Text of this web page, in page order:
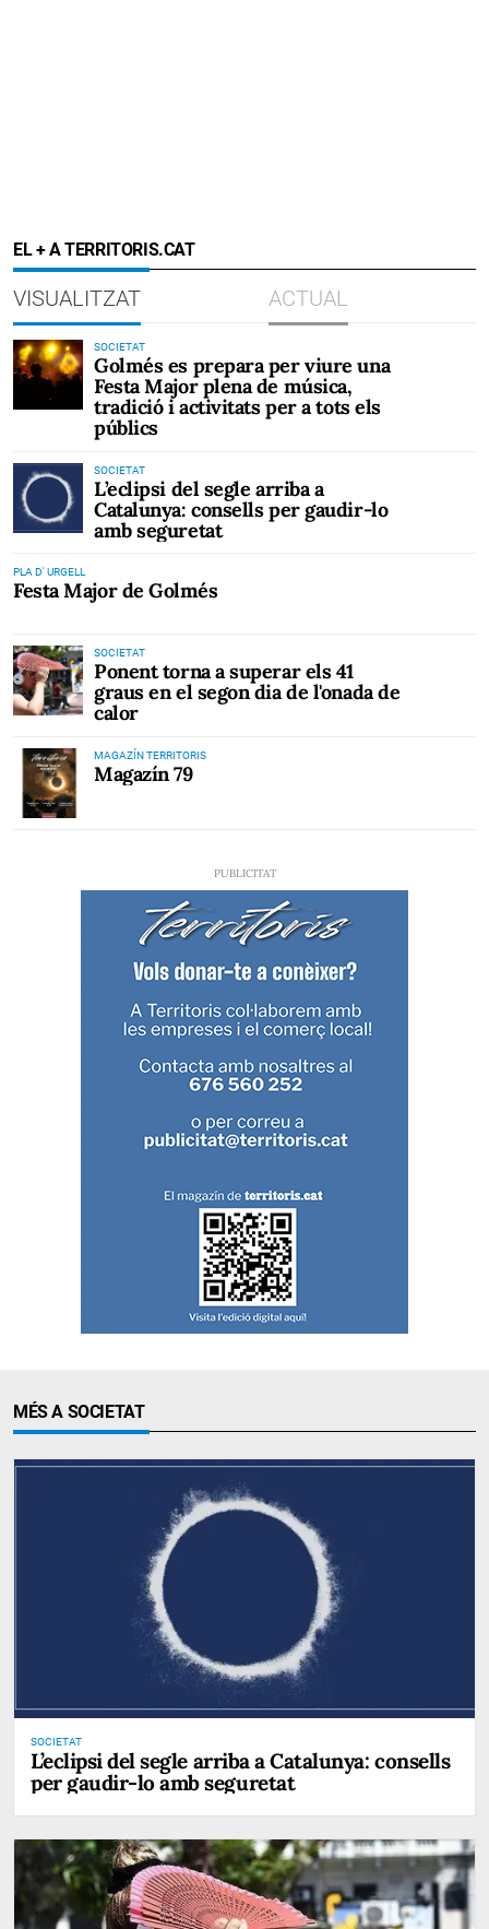
EL + A TERRITORIS.CAT
VISUALITZAT ACTUAL
SOCIETAT
Golmés es prepara per viure una
Festa Major plena de música,
tradició i activitats per a tots els
públics
SOCIETAT
L’eclipsi del segle arriba a
Catalunya: consells per gaudir-lo
amb seguretat
PLA D' URGELL
Festa Major de Golmés
SOCIETAT
Ponent torna a superar els 41
graus en el segon dia de l'onada de
calor
MAGAZÍN TERRITORIS
Magazín 79
MÉS A SOCIETAT
SOCIETAT
L’eclipsi del segle arriba a Catalunya: consells
per gaudir-lo amb seguretat